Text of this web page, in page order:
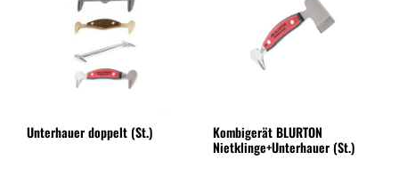
Unterhauer doppelt (St.)
Kombigerät BLURTON
Nietklinge+Unterhauer (St.)